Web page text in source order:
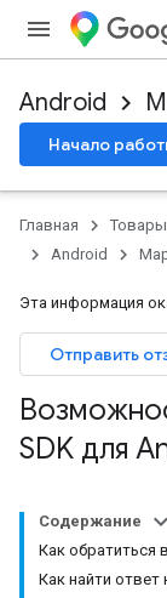
Android
Начало
Главная Товары
Android
Эта информация
Отправить
SDK для
Содержание
Как обратиться
Как найти ответ